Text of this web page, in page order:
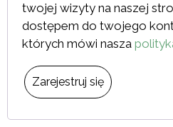
twojej wizyty na naszej
dostępem do twojego
których mówi nasza
Zarejestruj się